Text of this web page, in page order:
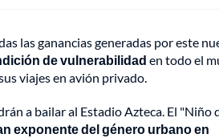
las ganancias generadas por este
de vulnerabilidad en todo el
viajes en avión privado.
a bailar al Estadio Azteca. El "Niño
exponente del género urbano en